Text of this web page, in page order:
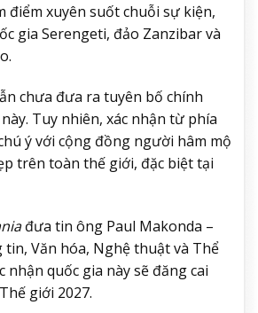
điểm xuyên suốt chuỗi sự kiện,
gia Serengeti, đảo Zanzibar và
chưa đưa ra tuyên bố chính
Tuy nhiên, xác nhận từ phía
ý với cộng đồng người hâm mộ
trên toàn thế giới, đặc biệt tại
đưa tin ông Paul Makonda –
Văn hóa, Nghệ thuật và Thể
nhận quốc gia này sẽ đăng cai
giới 2027.